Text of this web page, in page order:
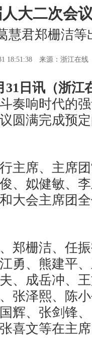
大二次会
慧君郑栅洁
18:51:38 来源：浙江在线
31日讯（浙江
奏响时代的
圆满完成预
席、主席团
、姒健敏、
大会主席团
栅洁、任振
勇、熊建平
、成岳冲、
张泽熙、陈
辉、张剑锋
喜文等在主